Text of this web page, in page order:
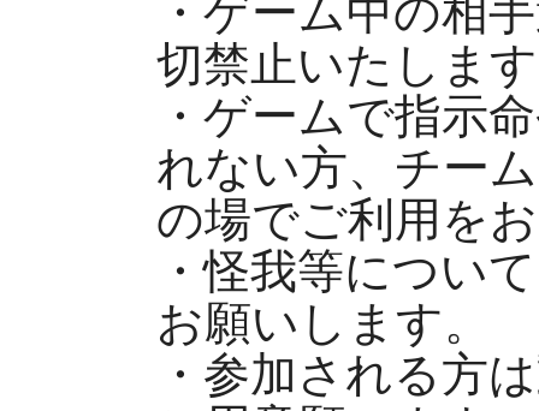
・ゲーム中の相
切禁止いたしま
・ゲームで指示
れない方、チー
の場でご利用を
・怪我等につい
お願いします。
・参加される方